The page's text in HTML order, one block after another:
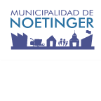
Saltar